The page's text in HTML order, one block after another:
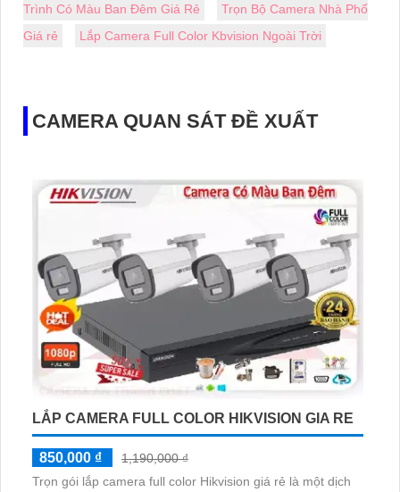
Trình Có Màu Ban Đêm Giá Rẻ
Trọn Bộ Camera Nhà Phố
Giá rẻ
Lắp Camera Full Color Kbvision Ngoài Trời
CAMERA QUAN SÁT ĐỀ XUẤT
LẮP CAMERA FULL COLOR HIKVISION GIA RE
850,000 ₫
1,190,000 ₫
Trọn gói lắp camera full color Hikvision giá rẻ là một dịch